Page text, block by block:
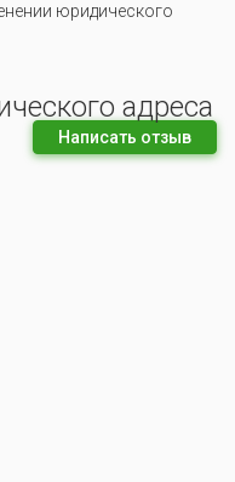
юридического
адреса
Написать отзыв